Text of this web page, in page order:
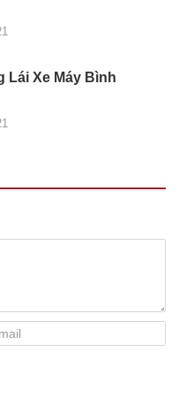
Lái Xe Máy Bình